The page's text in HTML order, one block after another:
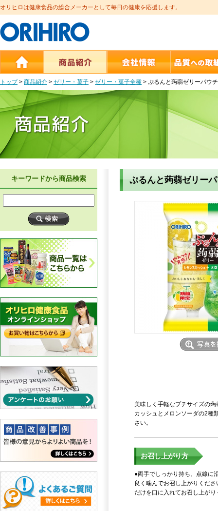
オリヒロは健康食品の総合メーカーとして毎日の健康を応援します。
トップ> 商品紹介 > ゼリー・菓子 > ゼリー・菓子全種 > ぷるんと蒟蒻ゼリーパウ
キーワードから商品検索 ぷるんと蒟蒻ゼリー
美味しく手軽なプチサイズの
カッシュとメロンソーダの2種
さい。
お召し上がり方
●両手でしっかり持ち、点線に
良く噛んでお召し上がりくだ
だけを口に入れてお召し上がり